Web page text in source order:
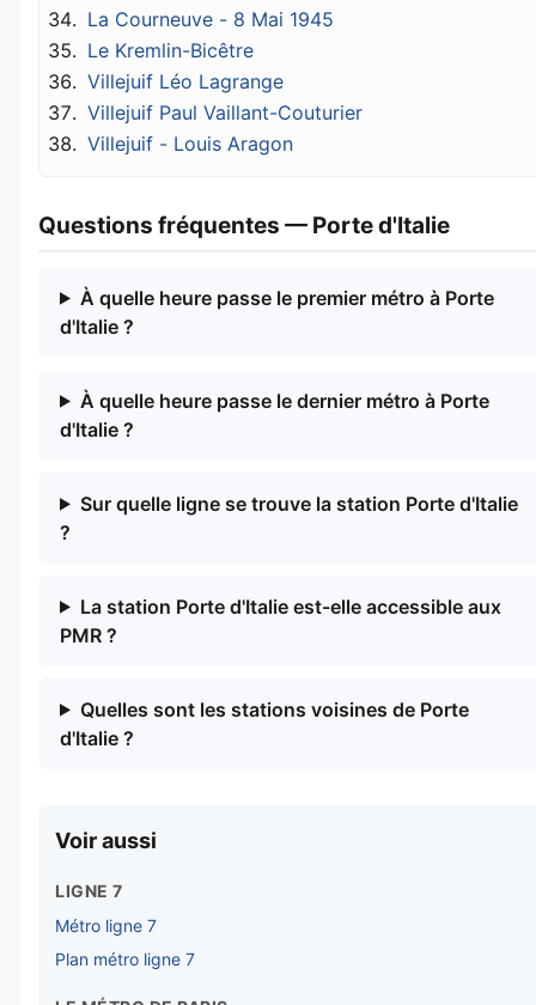
La Courneuve - 8 Mai 1945
Le Kremlin-Bicêtre
Villejuif Léo Lagrange
Villejuif Paul Vaillant-Couturier
Villejuif - Louis Aragon
Questions fréquentes — Porte d'Italie
À quelle heure passe le premier métro à Porte
d'Italie ?
À quelle heure passe le dernier métro à Porte
d'Italie ?
Sur quelle ligne se trouve la station Porte d'Italie
?
La station Porte d'Italie est-elle accessible aux
PMR ?
Quelles sont les stations voisines de Porte
d'Italie ?
Voir aussi
LIGNE 7
Métro ligne 7
Plan métro ligne 7